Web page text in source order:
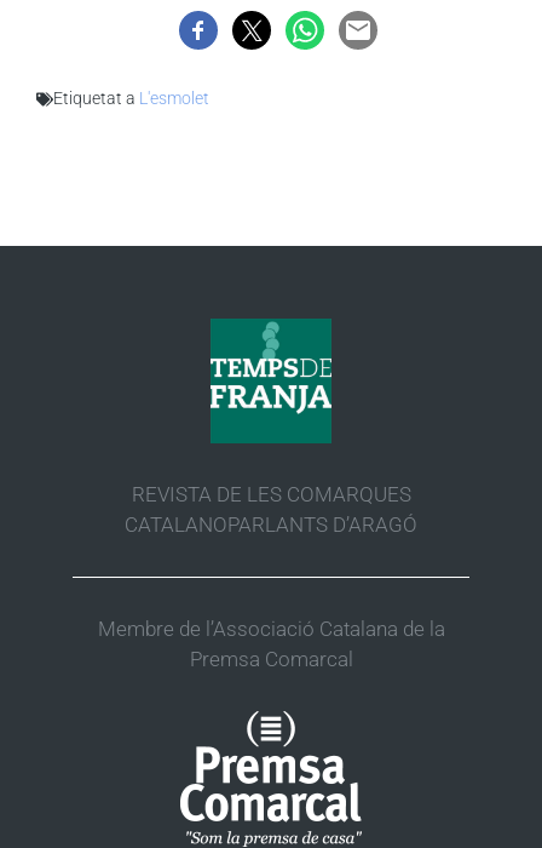
Etiquetat a L'esmolet
REVISTA DE LES COMARQUES
CATALANOPARLANTS D’ARAGÓ
Membre de l’Associació Catalana de la
Premsa Comarcal